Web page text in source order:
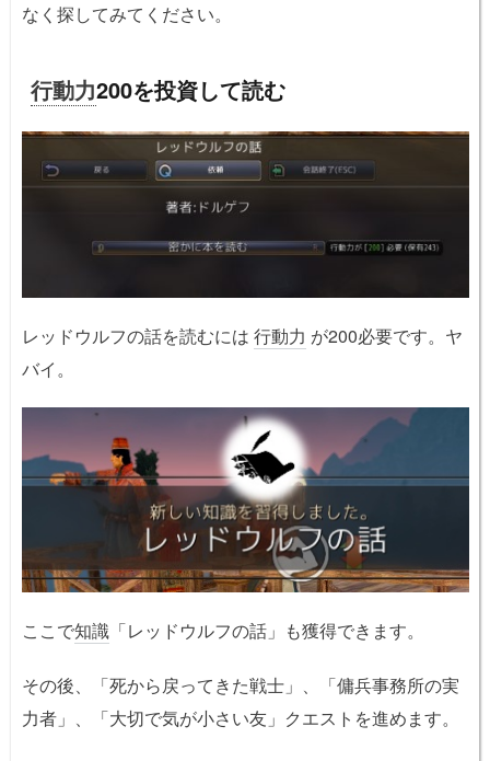
なく探してみてください。
行動力200を投資して読む
レッドウルフの話を読むには 行動力 が200必要です。ヤ
バイ。
ここで知識 「レッドウルフの話」も獲得できます。
その後、「死から戻ってきた戦士」、「傭兵事務所の実
力者」、「大切で気が小さい友」クエストを進めます。